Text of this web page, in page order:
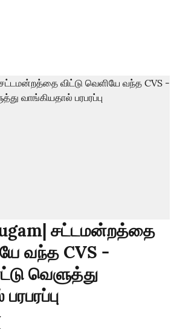
சட்டமன்றத்தை
வந்த CVS -
வெளுத்து